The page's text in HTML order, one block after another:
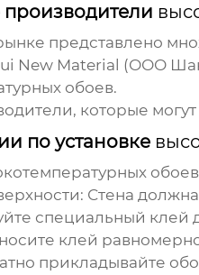
представлено
New Material (ООО
обоев.
которые
по установке
обоев
Стена
специальный клей
клей
прикладывайте